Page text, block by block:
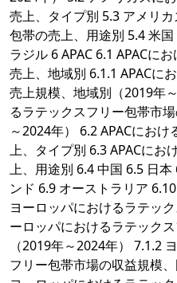
売上、タイプ別 5.3 アメリ
包帯の売上、用途別 5.4 米
ラジル 6 APAC 6.1 APACに
売上、地域別 6.1.1 APACに
売上規模、地域別（2019年
るラテックスフリー包帯市
～2024年） 6.2 APACにお
上、タイプ別 6.3 APACにお
上、用途別 6.4 中国 6.5 日
ンド 6.9 オーストラリア
ヨーロッパにおけるラテッ
ーロッパにおけるラテック
（2019年～2024年） 7.1.2
フリー包帯市場の収益規模